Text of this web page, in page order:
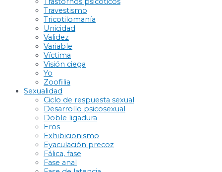
Travestismo
Tricotilomanía
Unicidad
Validez
Variable
Víctima
Visión ciega
Yo
Zoofilia
Sexualidad
Ciclo de respuesta sexual
Desarrollo psicosexual
Doble ligadura
Eros
Exhibicionismo
Eyaculación precoz
Fálica, fase
Fase anal